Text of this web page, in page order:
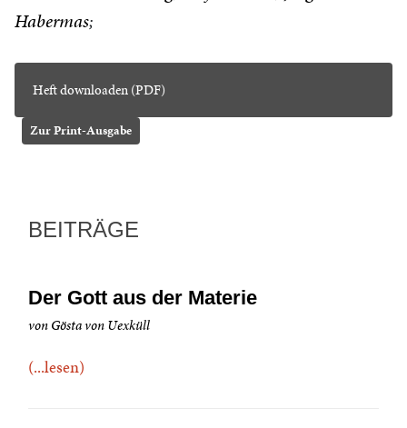
Habermas
Heft downloaden (PDF)
Zur Print-Ausgabe
BEITRÄGE
Der Gott aus der Materie
von Gösta von Uexküll
(...lesen)